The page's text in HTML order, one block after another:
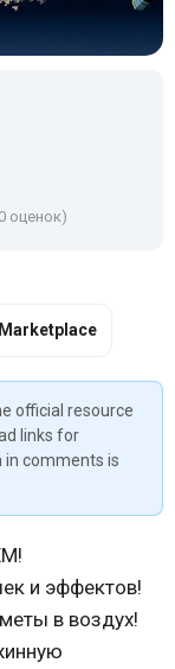
оценок)
official resource
links for
in comments is
и эффектов!
в воздух!